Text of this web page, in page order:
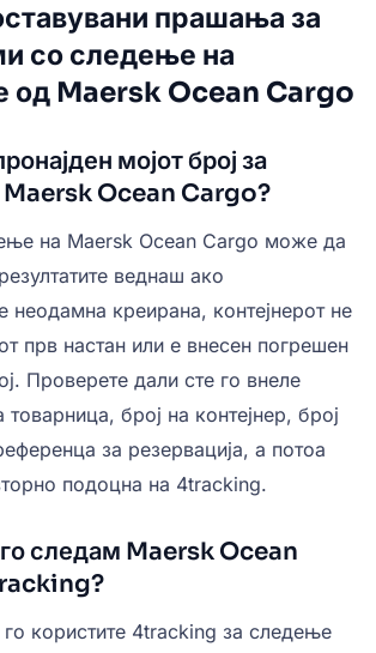
прашања за
со следење на
од Maersk Ocean Cargo
мојот број за
Ocean Cargo?
на Maersk Ocean Cargo може да
веднаш ако
неодамна креирана, контејнерот не
прв настан или е внесен погрешен
Проверете дали сте го внеле
товарница, број на контејнер, број
за резервација, а потоа
подоцна на 4tracking.
следам Maersk Ocean
користите 4tracking за следење